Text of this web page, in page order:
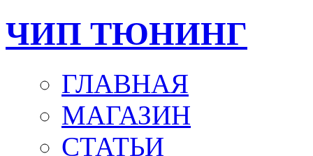
ЧИП ТЮНИНГ
ГЛАВНАЯ
МАГАЗИН
СТАТЬИ